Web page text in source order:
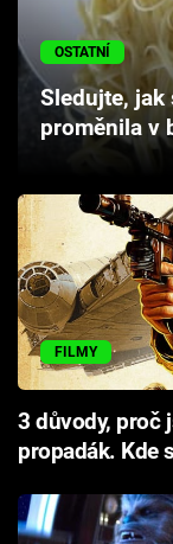
Cool Esport
Pořady
TV Program
Sledujte
Přihlášení
Sledujte nás
OSTATNÍ
Sledujte, jak
proměnila v
FILMY
3 důvody, proč
propadák. Kde